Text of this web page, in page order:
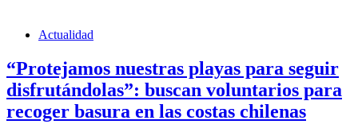
Actualidad
“Protejamos nuestras playas para seguir
disfrutándolas”: buscan voluntarios para
recoger basura en las costas chilenas